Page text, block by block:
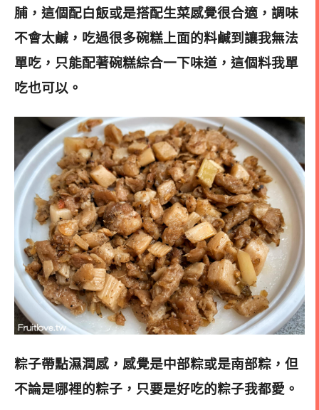
脯，這個配白飯或是搭配生菜感覺很合適，調味
不會太鹹，吃過很多碗糕上面的料鹹到讓我無法
單吃，只能配著碗糕綜合一下味道，這個料我單
吃也可以。
粽子帶點濕潤感，感覺是中部粽或是南部粽，但
不論是哪裡的粽子，只要是好吃的粽子我都愛。